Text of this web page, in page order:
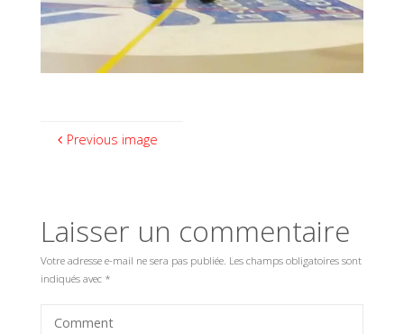
Previous image
Laisser un commentaire
Votre adresse e-mail ne sera pas publiée. Les champs obligatoires sont
indiqués avec *